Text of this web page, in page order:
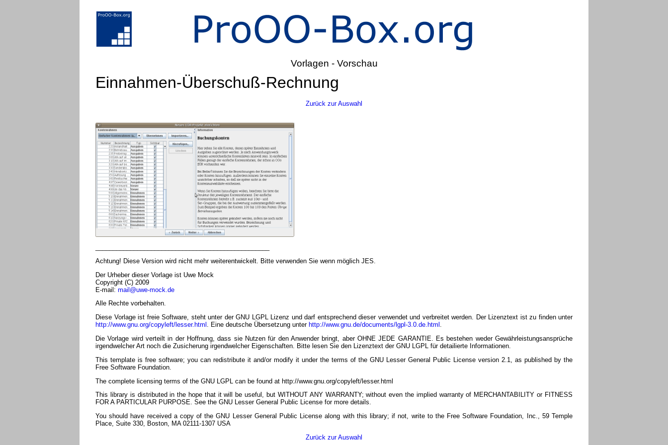
Vorlagen - Vorschau
Einnahmen-Überschuß-Rechnung
Zurück zur Auswahl
Achtung! Diese Version wird nicht mehr weiterentwickelt. Bitte verwenden Sie wenn möglich JES.
Der Urheber dieser Vorlage ist Uwe Mock
Copyright (C) 2009
E-mail: mail@uwe-mock.de
Alle Rechte vorbehalten.
Diese Vorlage ist freie Software, steht unter der GNU LGPL Lizenz und darf entsprechend dieser verwendet und verbreitet werden. Der Lizenztext ist zu finden unter
http://www.gnu.org/copyleft/lesser.html . Eine deutsche Übersetzung unter http://www.gnu.de/documents/lgpl-3.0.de.html .
Die Vorlage wird verteilt in der Hoffnung, dass sie Nutzen für den Anwender bringt, aber OHNE JEDE GARANTIE. Es bestehen weder Gewährleistungsansprüche
irgendwelcher Art noch die Zusicherung irgendwelcher Eigenschaften. Bitte lesen Sie den Lizenztext der GNU LGPL für detailierte Informationen.
This template is free software; you can redistribute it and/or modify it under the terms of the GNU Lesser General Public License version 2.1, as published by the
Free Software Foundation.
The complete licensing terms of the GNU LGPL can be found at http://www.gnu.org/copyleft/lesser.html
This library is distributed in the hope that it will be useful, but WITHOUT ANY WARRANTY; without even the implied warranty of MERCHANTABILITY or FITNESS
FOR A PARTICULAR PURPOSE. See the GNU Lesser General Public License for more details.
You should have received a copy of the GNU Lesser General Public License along with this library; if not, write to the Free Software Foundation, Inc., 59 Temple
Place, Suite 330, Boston, MA 02111-1307 USA
Zurück zur Auswahl